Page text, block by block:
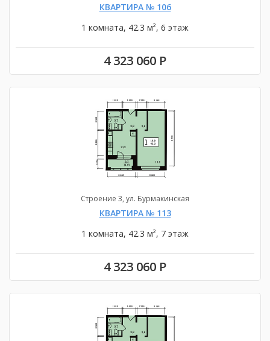
КВАРТИРА № 106
1 комната, 42.3 м², 6 этаж
4 323 060 Р
Строение 3, ул. Бурмакинская
КВАРТИРА № 113
1 комната, 42.3 м², 7 этаж
4 323 060 Р